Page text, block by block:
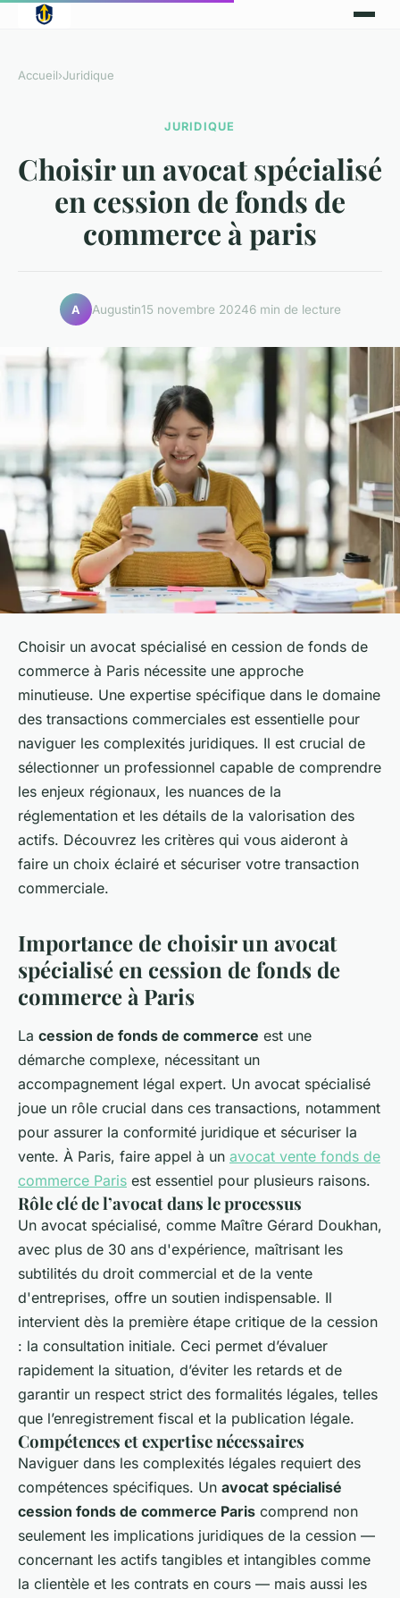
Accueil›Juridique
JURIDIQUE
Choisir un avocat spécialisé
en cession de fonds de
commerce à paris
A Augustin15 novembre 20246 min de lecture
Choisir un avocat spécialisé en cession de fonds de
commerce à Paris nécessite une approche
minutieuse. Une expertise spécifique dans le domaine
des transactions commerciales est essentielle pour
naviguer les complexités juridiques. Il est crucial de
sélectionner un professionnel capable de comprendre
les enjeux régionaux, les nuances de la
réglementation et les détails de la valorisation des
actifs. Découvrez les critères qui vous aideront à
faire un choix éclairé et sécuriser votre transaction
commerciale.
Importance de choisir un avocat
spécialisé en cession de fonds de
commerce à Paris
La cession de fonds de commerce est une
démarche complexe, nécessitant un
accompagnement légal expert. Un avocat spécialisé
joue un rôle crucial dans ces transactions, notamment
pour assurer la conformité juridique et sécuriser la
vente. À Paris, faire appel à un avocat vente fonds de
commerce Paris est essentiel pour plusieurs raisons.
Rôle clé de l’avocat dans le processus
Un avocat spécialisé, comme Maître Gérard Doukhan,
avec plus de 30 ans d'expérience, maîtrisant les
subtilités du droit commercial et de la vente
d'entreprises, offre un soutien indispensable. Il
intervient dès la première étape critique de la cession
: la consultation initiale. Ceci permet d’évaluer
rapidement la situation, d’éviter les retards et de
garantir un respect strict des formalités légales, telles
que l’enregistrement fiscal et la publication légale.
Compétences et expertise nécessaires
Naviguer dans les complexités légales requiert des
compétences spécifiques. Un avocat spécialisé
cession fonds de commerce Paris comprend non
seulement les implications juridiques de la cession —
concernant les actifs tangibles et intangibles comme
la clientèle et les contrats en cours — mais aussi les